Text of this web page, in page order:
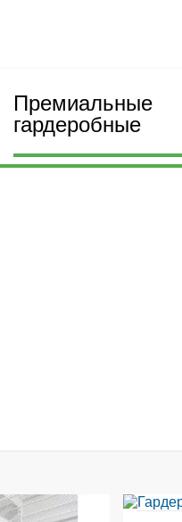
Премиальные
гардеробные